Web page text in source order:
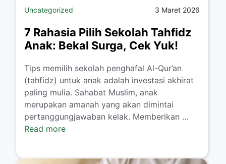
Uncategorized 3 Maret 2026
7 Rahasia Pilih Sekolah Tahfidz
Anak: Bekal Surga, Cek Yuk!
Tips memilih sekolah penghafal Al-Qur’an
(tahfidz) untuk anak adalah investasi akhirat
paling mulia. Sahabat Muslim, anak
merupakan amanah yang akan dimintai
pertanggungjawaban kelak. Memberikan …
Read more